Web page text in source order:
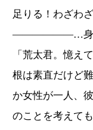
足りる！わざわ
――――――…身体
「荒太君。憶え
根は素直だけど
か女性が一人、
のことを考えて